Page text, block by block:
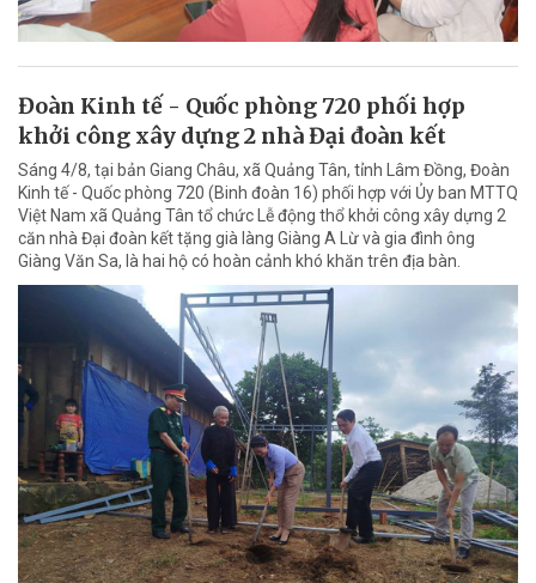
Đoàn Kinh tế - Quốc phòng 720 phối hợp
khởi công xây dựng 2 nhà Đại đoàn kết
Sáng 4/8, tại bản Giang Châu, xã Quảng Tân, tỉnh Lâm Đồng, Đoàn
Kinh tế - Quốc phòng 720 (Binh đoàn 16) phối hợp với Ủy ban MTTQ
Việt Nam xã Quảng Tân tổ chức Lễ động thổ khởi công xây dựng 2
căn nhà Đại đoàn kết tặng già làng Giàng A Lừ và gia đình ông
Giàng Văn Sa, là hai hộ có hoàn cảnh khó khăn trên địa bàn.